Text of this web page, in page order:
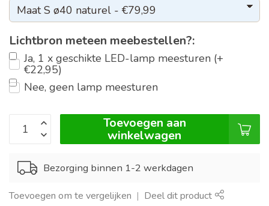
Lichtbron meteen meebestellen?:
Ja, 1 x geschikte LED-lamp meesturen (+
€22,95)
Nee, geen lamp meesturen
Toevoegen aan
winkelwagen
Bezorging binnen 1-2 werkdagen
Toevoegen om te vergelijken Deel dit product